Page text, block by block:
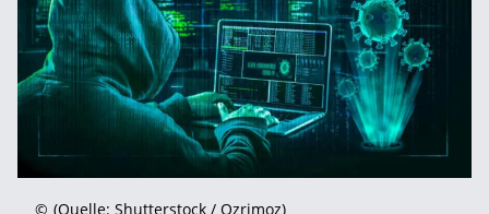
© (Quelle: Shutterstock / Ozrimoz)